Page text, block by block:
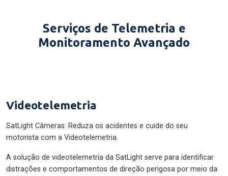
Serviços de Telemetria e
Monitoramento Avançado
Videotelemetria
SatLight Câmeras: Reduza os acidentes e cuide do seu
motorista com a Videotelemetria.
A solução de videotelemetria da SatLight serve para identificar
distrações e comportamentos de direção perigosa por meio da